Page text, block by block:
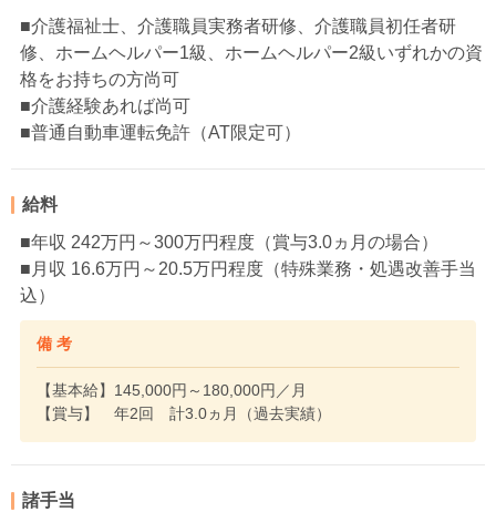
■介護福祉士、介護職員実務者研修、介護職員初任者研
修、ホームヘルパー1級、ホームヘルパー2級いずれかの資
格をお持ちの方尚可
■介護経験あれば尚可
■普通自動車運転免許（AT限定可）
給料
■年収 242万円～300万円程度（賞与3.0ヵ月の場合）
■月収 16.6万円～20.5万円程度（特殊業務・処遇改善手当
込）
備 考
【基本給】145,000円～180,000円／月
【賞与】 年2回 計3.0ヵ月（過去実績）
諸手当